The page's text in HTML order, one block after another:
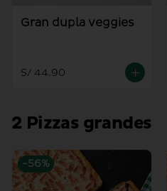
Gran dupla veggies
S/ 44.90
2 Pizzas grandes
-56%